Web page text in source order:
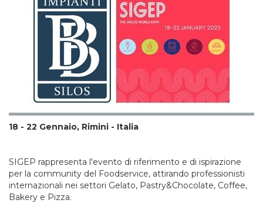
18 - 22 Gennaio, Rimini - Italia
SIGEP rappresenta l'evento di riferimento e di ispirazione
per la community del Foodservice, attirando professionisti
internazionali nei settori Gelato, Pastry&Chocolate, Coffee,
Bakery e Pizza.